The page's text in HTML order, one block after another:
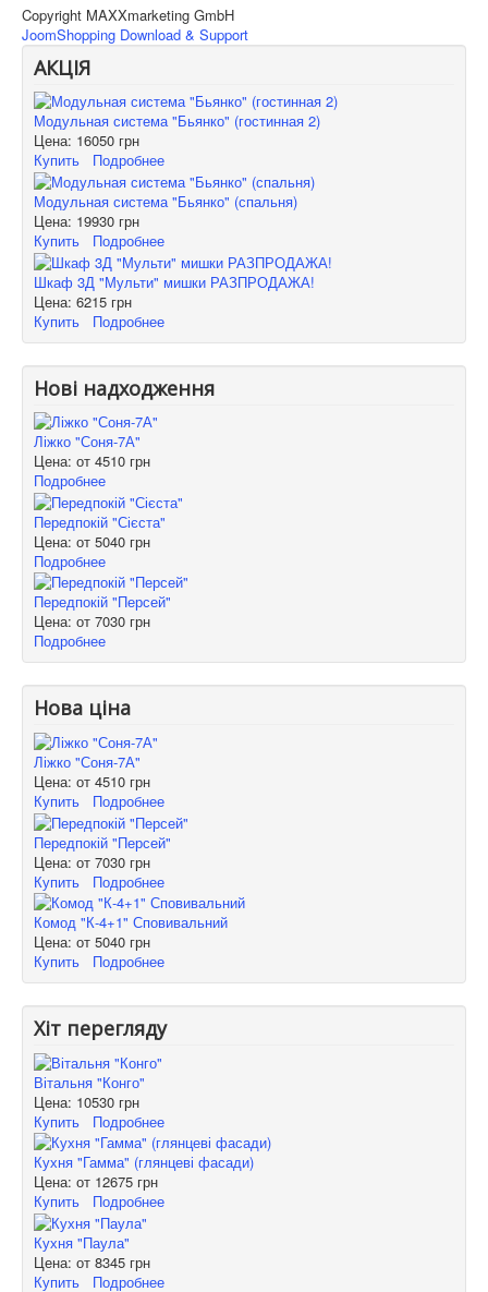
Copyright MAXXmarketing GmbH
JoomShopping Download & Support
АКЦІЯ
Модульная система "Бьянко" (гостинная 2)
Цена: 16050 грн
Купить
Подробнее
Модульная система "Бьянко" (спальня)
Цена: 19930 грн
Купить
Подробнее
Шкаф 3Д "Мульти" мишки РАЗПРОДАЖА!
Цена: 6215 грн
Купить
Подробнее
Нові надходження
Ліжко "Соня-7А"
Цена: от 4510 грн
Подробнее
Передпокій "Сієста"
Цена: от 5040 грн
Подробнее
Передпокій "Персей"
Цена: от 7030 грн
Подробнее
Нова ціна
Ліжко "Соня-7А"
Цена: от 4510 грн
Купить
Подробнее
Передпокій "Персей"
Цена: от 7030 грн
Купить
Подробнее
Комод "К-4+1" Сповивальний
Цена: от 5040 грн
Купить
Подробнее
Хіт перегляду
Вітальня "Конго"
Цена: 10530 грн
Купить
Подробнее
Кухня "Гамма" (глянцеві фасади)
Цена: от 12675 грн
Купить
Подробнее
Кухня "Паула"
Цена: от 8345 грн
Купить
Подробнее